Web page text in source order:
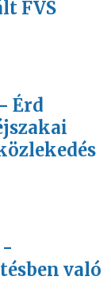
FVS
Érd
-
való